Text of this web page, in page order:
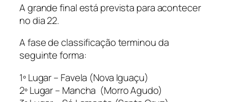
A grande final está prevista para acontecer
no dia 22.
A fase de classificação terminou da
seguinte forma:
1º Lugar – Favela (Nova Iguaçu)
2º Lugar – Mancha (Morro Agudo)